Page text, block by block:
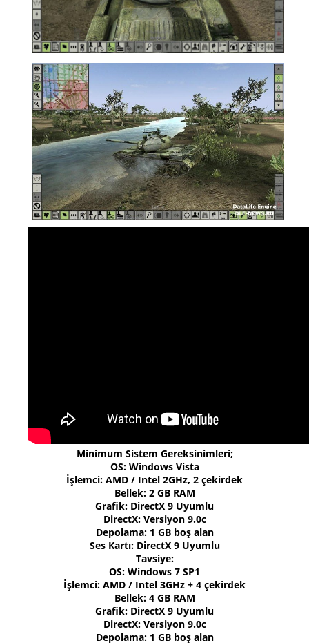
Minimum Sistem Gereksinimleri;
OS: Windows Vista
İşlemci: AMD / Intel 2GHz, 2 çekirdek
Bellek: 2 GB RAM
Grafik: DirectX 9 Uyumlu
DirectX: Versiyon 9.0c
Depolama: 1 GB boş alan
Ses Kartı: DirectX 9 Uyumlu
Tavsiye:
OS: Windows 7 SP1
İşlemci: AMD / Intel 3GHz + 4 çekirdek
Bellek: 4 GB RAM
Grafik: DirectX 9 Uyumlu
DirectX: Versiyon 9.0c
Depolama: 1 GB boş alan